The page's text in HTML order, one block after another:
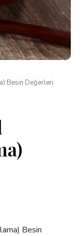
Besin Değerleri
Besin